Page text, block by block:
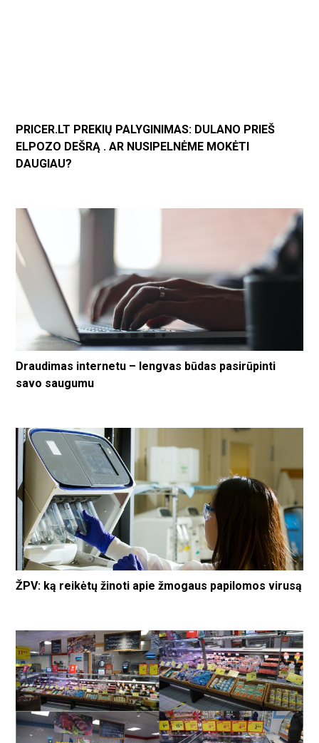
PRICER.LT PREKIŲ PALYGINIMAS: DULANO PRIEŠ
ELPOZO DEŠRĄ . AR NUSIPELNĖME MOKĖTI
DAUGIAU?
Draudimas internetu – lengvas būdas pasirūpinti
savo saugumu
ŽPV: ką reikėtų žinoti apie žmogaus papilomos virusą